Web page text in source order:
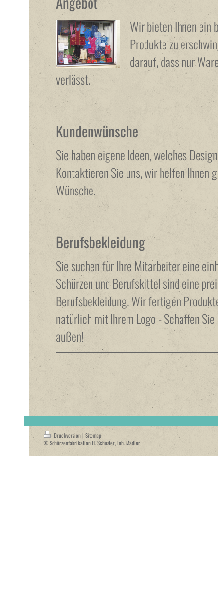
Wir bieten Ihnen ein
Produkte zu
darauf, dass nur
verlässt.
Kundenwünsche
Sie haben eigene Ideen, welches
Kontaktieren Sie uns, wir helfen Ihnen
Wünsche.
Berufsbekleidung
Sie suchen für Ihre Mitarbeiter eine
Schürzen und Berufskittel sind eine
Berufsbekleidung. Wir fertigen
natürlich mit Ihrem Logo - Schaffen
außen!
Druckversion| Sitemap
© Schürzenfabrikation H. Schuster, Inh. Mädler